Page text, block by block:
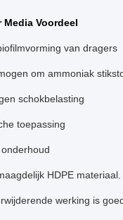
Media Voordeel
van dragers
om ammoniak
schokbelasting
toepassing
HDPE materiaal.
werking is